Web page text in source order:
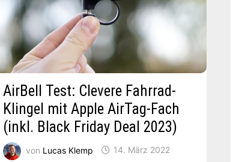
AirBell Test: Clevere Fahrrad-
Klingel mit Apple AirTag-Fach
(inkl. Black Friday Deal 2023)
von Lucas Klemp 14. März 2022